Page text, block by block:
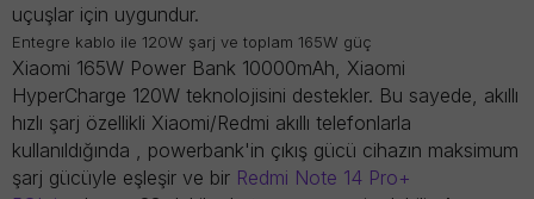
uçuşlar için uygundur.
Entegre kablo ile 120W şarj ve toplam 165W güç
Xiaomi 165W Power Bank 10000mAh, Xiaomi
HyperCharge 120W teknolojisini destekler. Bu sayede, akıllı
hızlı şarj özellikli Xiaomi/Redmi akıllı telefonlarla
kullanıldığında , powerbank'in çıkış gücü cihazın maksimum
şarj gücüyle eşleşir ve bir Redmi Note 14 Pro+